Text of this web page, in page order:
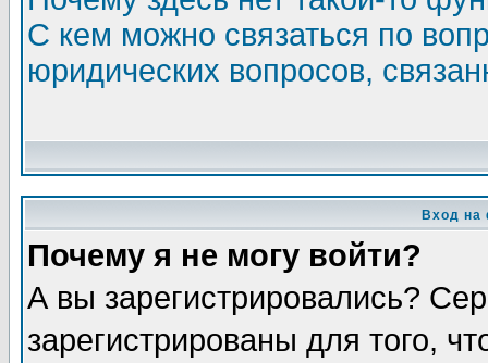
С кем можно связаться по
юридических вопросов,
Вход на
Почему я не могу войти?
А вы зарегистрировались?
зарегистрированы для того,